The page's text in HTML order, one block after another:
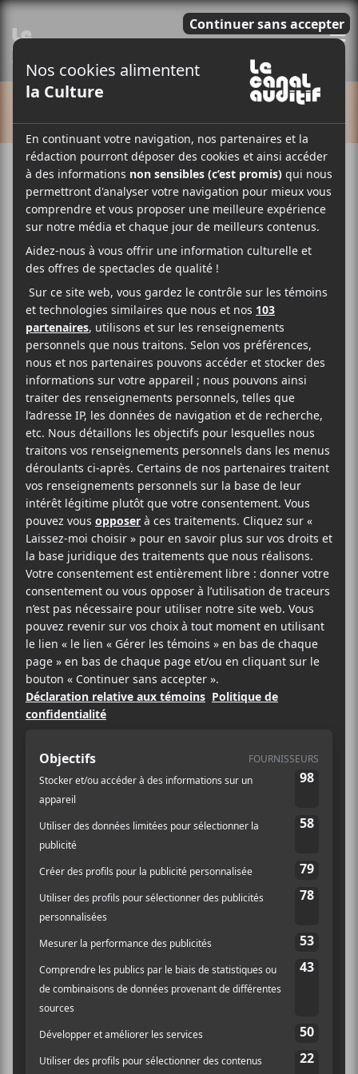
Cet évènement est passé.
Suoni Per Il Popolo 2026 |
Rough Spells + Poolgirl +
Margaret Tracteur +
Bianca Supercell : À bas
le patriarcat!
20 juin@20:30–23:00
Rough Spellssera en concert dans le cadre de
Suoni Per Il Popolo à la Sala Rossa le 20 juin avec
Poolgirl, Margaret TracteuretBianca
Supercell. Ce sear aussi le lancement du magazine
Adobo.
27$
Suoni Per IL Popolo
Voir le site Organisateur
La Sala Rossa
4848 Boul. St-Laurent
Canada
514-844-4227
Voir Lieu site web
Billets
AJOUTER AU CALENDRIER